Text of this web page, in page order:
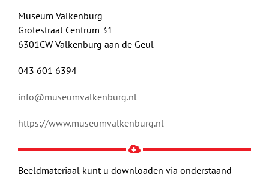
Museum Valkenburg
Grotestraat Centrum 31
6301CW Valkenburg aan de Geul
043 601 6394
info@museumvalkenburg.nl
https://www.museumvalkenburg.nl
Beeldmateriaal kunt u downloaden via onderstaand